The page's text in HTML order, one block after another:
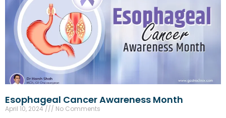
Esophageal Cancer Awareness Month
April 10, 2024 No Comments